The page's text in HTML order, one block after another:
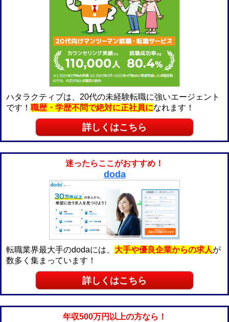
ハタラクティブは、20代の未経験転職に強いエージェント
です！ 職歴・学歴不問で絶対に正社員になれます！
詳しくはこちら
迷ったらここがおすすめ！
doda
転職業界最大手のdodaには、 大手や優良企業からの求人が
数多く集まっています！
詳しくはこちら
年収500万円以上の方なら！